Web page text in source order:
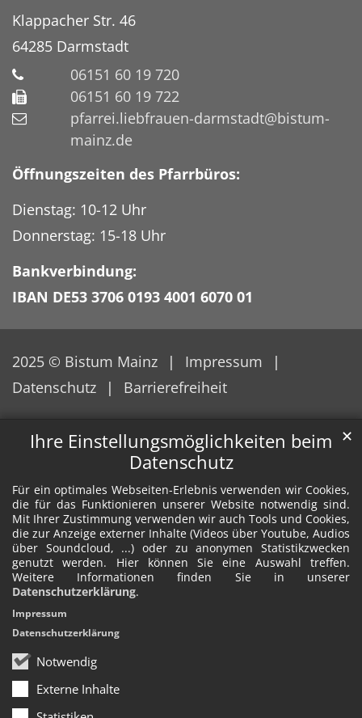
Ihre Einstellungsmöglichkeiten beim
Datenschutz
Für ein optimales Webseiten-Erlebnis verwenden wir Cookies,
die für das Funktionieren unserer Website notwendig sind.
Mit Ihrer Zustimmung verwenden wir auch Tools und Cookies,
die zur Anzeige externer Inhalte (Videos über Youtube, Audios
über Soundcloud, ...) oder zu anonymen Statistikzwecken
genutzt werden. Hier können Sie eine Auswahl treffen.
Weitere Informationen finden Sie in unserer
Datenschutzerklärung.
Notwendig
Externe Inhalte
✕
Impressum
Datenschutzerklärung
Klappacher Str. 46
64285 Darmstadt
06151 60 19 720
06151 60 19 722
pfarrei.liebfrauen-darmstadt@bistum-
mainz.de
Öffnungszeiten des Pfarrbüros:
Dienstag: 10-12 Uhr
Donnerstag: 15-18 Uhr
Bankverbindung:
IBAN DE53 3706 0193 4001 6070 01
2025 © Bistum Mainz
Impressum
Datenschutz
Barrierefreiheit